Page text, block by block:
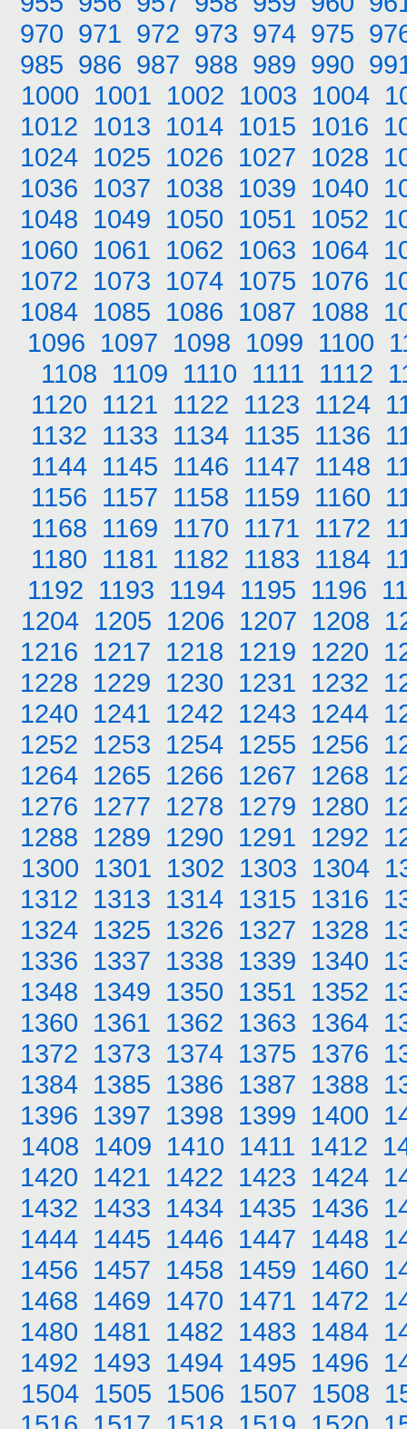
970 971 972 973 974 975
985 986 987 988 989 990
1000 1001 1002 1003 1004
1012 1013 1014 1015 1016
1024 1025 1026 1027 1028
1036 1037 1038 1039 1040
1048 1049 1050 1051 1052
1060 1061 1062 1063 1064
1072 1073 1074 1075 1076
1084 1085 1086 1087 1088
1096 1097 1098 1099 1100
1108 1109 1110 1111 1112
1120 1121 1122 1123 1124
1132 1133 1134 1135 1136
1144 1145 1146 1147 1148
1156 1157 1158 1159 1160
1168 1169 1170 1171 1172
1180 1181 1182 1183 1184
1192 1193 1194 1195 1196
1204 1205 1206 1207 1208
1216 1217 1218 1219 1220
1228 1229 1230 1231 1232
1240 1241 1242 1243 1244
1252 1253 1254 1255 1256
1264 1265 1266 1267 1268
1276 1277 1278 1279 1280
1288 1289 1290 1291 1292
1300 1301 1302 1303 1304
1312 1313 1314 1315 1316
1324 1325 1326 1327 1328
1336 1337 1338 1339 1340
1348 1349 1350 1351 1352
1360 1361 1362 1363 1364
1372 1373 1374 1375 1376
1384 1385 1386 1387 1388
1396 1397 1398 1399 1400
1408 1409 1410 1411 1412
1420 1421 1422 1423 1424
1432 1433 1434 1435 1436
1444 1445 1446 1447 1448
1456 1457 1458 1459 1460
1468 1469 1470 1471 1472
1480 1481 1482 1483 1484
1492 1493 1494 1495 1496
1504 1505 1506 1507 1508